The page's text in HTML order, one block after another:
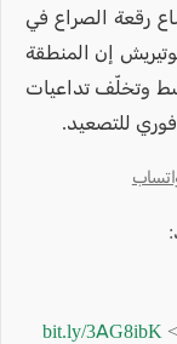
رقعة الصراع في
إن المنطقة
وتخلّف تداعيات
للتصعيد.
bit.ly/3AG8ibK